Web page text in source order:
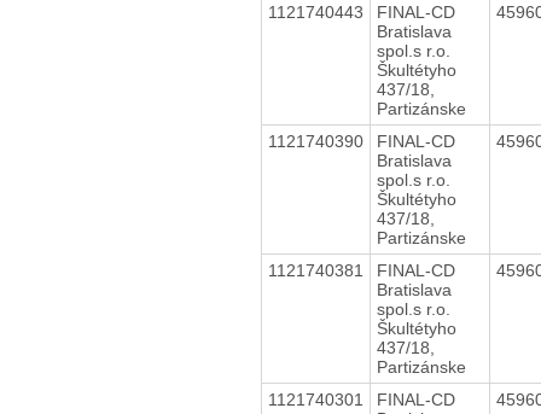
1121740443
FINAL-CD
Bratislava
spol.s r.o.
Škultétyho
437/18,
Partizánske
1121740390
FINAL-CD
Bratislava
spol.s r.o.
Škultétyho
437/18,
Partizánske
1121740381
FINAL-CD
Bratislava
spol.s r.o.
Škultétyho
437/18,
Partizánske
1121740301
FINAL-CD